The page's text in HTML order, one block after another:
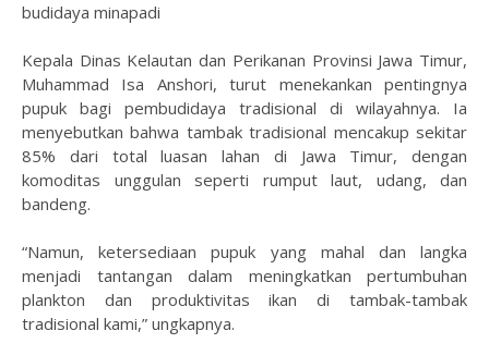
budidaya minapadi
Kepala Dinas Kelautan dan Perikanan Provinsi Jawa Timur,
Muhammad Isa Anshori, turut menekankan pentingnya
pupuk bagi pembudidaya tradisional di wilayahnya. Ia
menyebutkan bahwa tambak tradisional mencakup sekitar
85% dari total luasan lahan di Jawa Timur, dengan
komoditas unggulan seperti rumput laut, udang, dan
bandeng.
“Namun, ketersediaan pupuk yang mahal dan langka
menjadi tantangan dalam meningkatkan pertumbuhan
plankton dan produktivitas ikan di tambak-tambak
tradisional kami,” ungkapnya.